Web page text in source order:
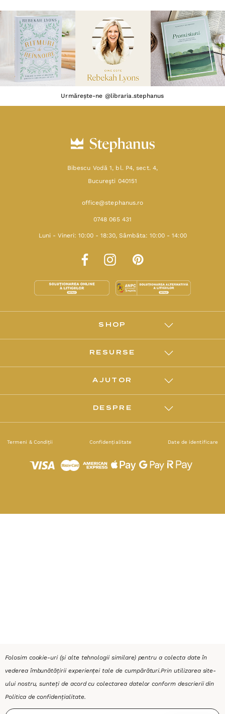
Urmărește-ne @libraria.stephanus
Bibescu Vodă 1, bl. P4, sect. 4,
Bucureşti 040151
office@stephanus.ro
0748 065 431
Luni - Vineri: 10:00 - 18:30, Sâmbăta: 10:00 - 14:00
SHOP
RESURSE
AJUTOR
DESPRE
Termeni & Condiții Confidențialitate Date de identificare
Folosim cookie-uri (și alte tehnologii similare) pentru a colecta date în
vederea îmbunătățirii experienței tale de cumpărături.Prin utilizarea site-
ului nostru, sunteți de acord cu colectarea datelor conform descrierii din
Politica de confidențialitate.